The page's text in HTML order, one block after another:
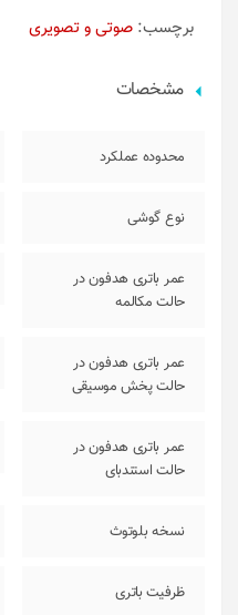
برچسب: صوتی و تصویری
مشخصات
محدوده عملکرد
نوع گوشی
عمر باتری هدفون در
حالت مکالمه
عمر باتری هدفون در
حالت پخش موسیقی
عمر باتری هدفون در
حالت استندبای
نسخه بلوتوث
ظرفیت باتری